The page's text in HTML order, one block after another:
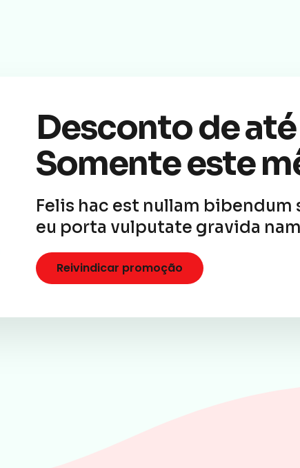
Desconto de
Somente este
Felis hac est nullam
eu porta vulputate gravida
Reivindicar promoção